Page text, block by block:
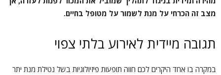
מצב זה הכרחי על מנת לשמור על מטופל בחיים.
תגובה מיידית לאירוע בלתי צפוי
במקרה בו אחד היקרים לכם חווה תופעות פיזיולוגיות בשל נטילת מנת יתר